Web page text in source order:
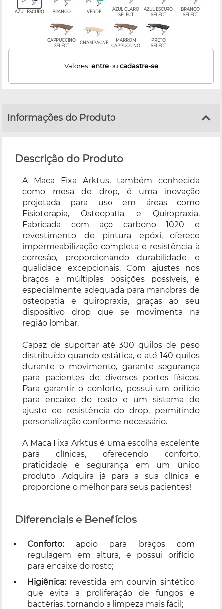
AZUL ESCURO BRANCO VERDE
AZUL CLARO
SELECT
AZUL ESCURO
SELECT
BRANCO
SELECT
CAPPUCCINO
SELECT
CHAMPAGNE
MARROM
CAPPUCCINO
PRETO
SELECT
Valores: entreou cadastre-se
Informações do Produto
Descrição do Produto
A Maca Fixa Arktus, também conhecida
como mesa de drop, é uma inovação
projetada para uso em áreas como
Fisioterapia, Osteopatia e Quiropraxia.
Fabricada com aço carbono 1020 e
revestimento de pintura epóxi, oferece
impermeabilização completa e resistência à
corrosão, proporcionando durabilidade e
qualidade excepcionais. Com ajustes nos
braços e múltiplas posições possíveis, é
especialmente adequada para manobras de
osteopatia e quiropraxia, graças ao seu
dispositivo drop que se movimenta na
região lombar.
Capaz de suportar até 300 quilos de peso
distribuído quando estática, e até 140 quilos
durante o movimento, garante segurança
para pacientes de diversos portes físicos.
Para garantir o conforto, possui um orifício
para encaixe do rosto e um sistema de
ajuste de resistência do drop, permitindo
personalização conforme necessário.
A Maca Fixa Arktus é uma escolha excelente
para clínicas, oferecendo conforto,
praticidade e segurança em um único
produto. Adquira já para a sua clínica e
proporcione o melhor para seus pacientes!
Diferenciais e Benefícios
Conforto:apoio para braços com
regulagem em altura, e possui orifício
para encaixe do rosto;
Higiênica:revestida em courvin sintético
que evita a proliferação de fungos e
bactérias, tornando a limpeza mais fácil;